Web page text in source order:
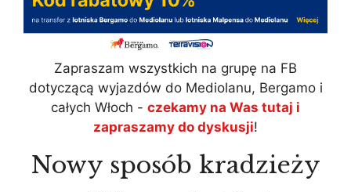
Zapraszam wszystkich na grupę na FB
dotyczącą wyjazdów do Mediolanu, Bergamo i
całych Włoch - czekamy na Was tutaj i
zapraszamy do dyskusji!
Nowy sposób kradzieży